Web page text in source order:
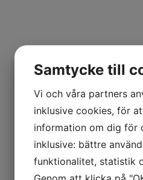
Samtycke till
Vi och våra partners
inklusive cookies, för
information om dig för
inklusive: bättre
funktionalitet, statistik